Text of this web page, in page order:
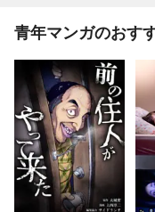
青年マンガのおす